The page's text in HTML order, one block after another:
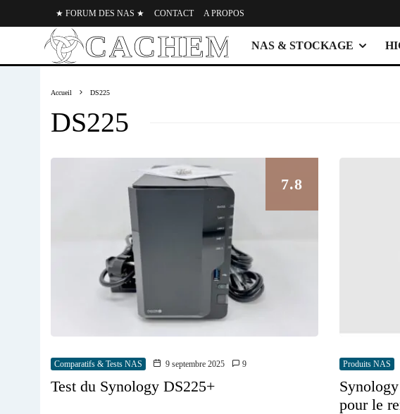
★ FORUM DES NAS ★ CONTACT A PROPOS
NAS & STOCKAGE
Accueil DS225
DS225
7.8
Comparatifs & Tests NAS 9 septembre 2025 9
Test du Synology DS225+
Produits NAS
pour le